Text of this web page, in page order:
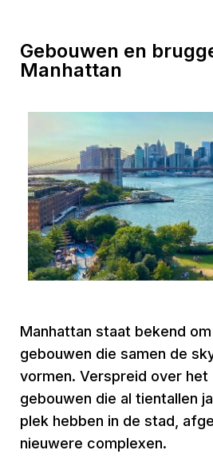
Gebouwen en
Manhattan
Manhattan staat bekend
gebouwen die samen de
vormen. Verspreid over het
gebouwen die al tientallen
plek hebben in de stad,
nieuwere complexen.